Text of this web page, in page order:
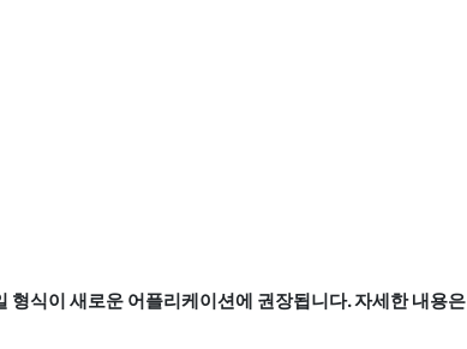
식이 새로운 어플리케이션에 권장됩니다. 자세한 내용은